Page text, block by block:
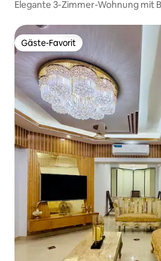
Elegante 3-Zimmer-Wohnung mit
Gäste-Favorit
Gäste-Favorit